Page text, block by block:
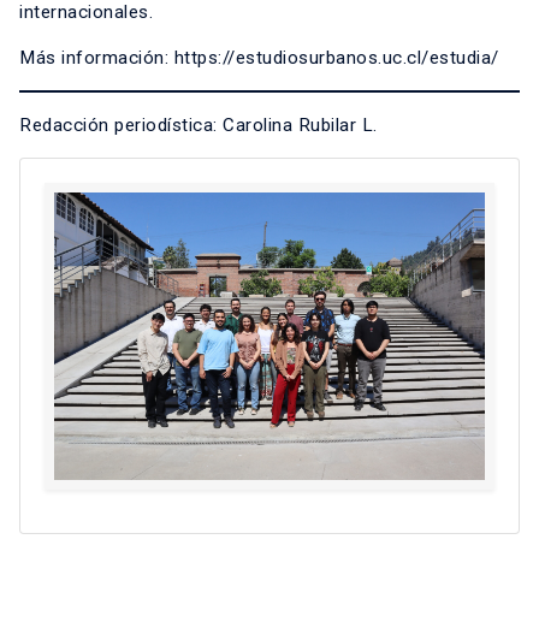
internacionales.
Más información: https://estudiosurbanos.uc.cl/estudia/
Redacción periodística: Carolina Rubilar L.